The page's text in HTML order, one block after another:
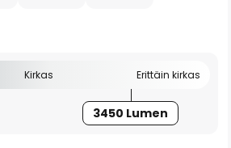
Kirkas Erittäin kirkas
3450 Lumen